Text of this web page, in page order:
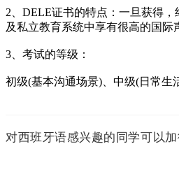
2、DELE证书的特点：一旦获得
及私立教育系统中享有很高的国际
3、考试的等级：
初级(基本沟通场景)、中级(日常生
对西班牙语感兴趣的同学可以